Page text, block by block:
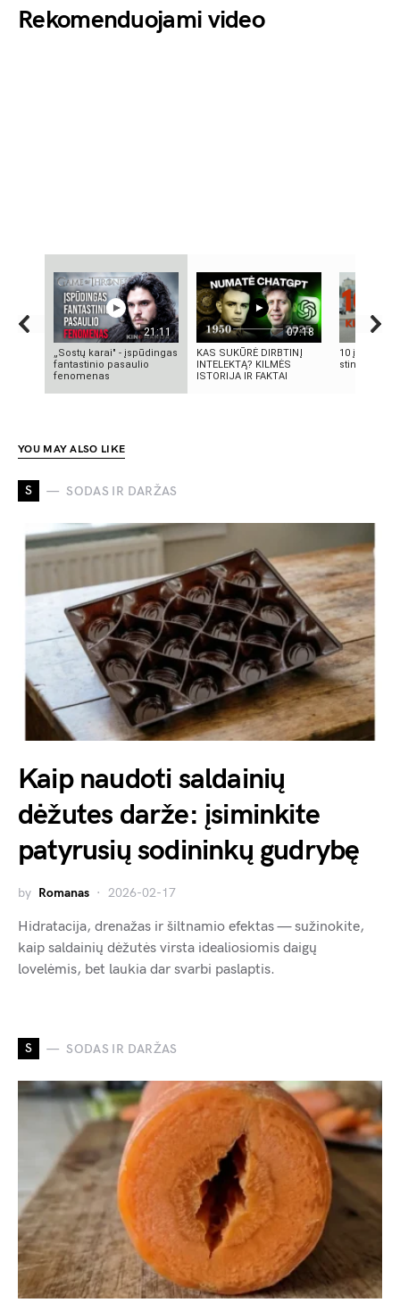
Rekomenduojami video
21:11
„Sostų karai" - įspūdingas
fantastinio pasaulio
fenomenas
07:18
KAS SUKŪRĖ DIRBTINĮ
INTELEKTĄ? KILMĖS
ISTORIJA IR FAKTAI
10 įtemptų,
stingdančių
YOU MAY ALSO LIKE
S SODAS IR DARŽAS
Kaip naudoti saldainių
dėžutes darže: įsiminkite
patyrusių sodininkų gudrybę
by Romanas 2026-02-17
Hidratacija, drenažas ir šiltnamio efektas — sužinokite,
kaip saldainių dėžutės virsta idealiosiomis daigų
lovelėmis, bet laukia dar svarbi paslaptis.
S SODAS IR DARŽAS